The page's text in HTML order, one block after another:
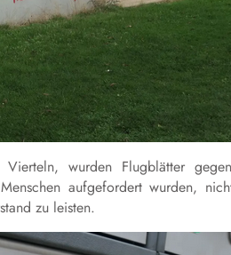
wurden Flugblätter
aufgefordert wurden,
zu leisten.